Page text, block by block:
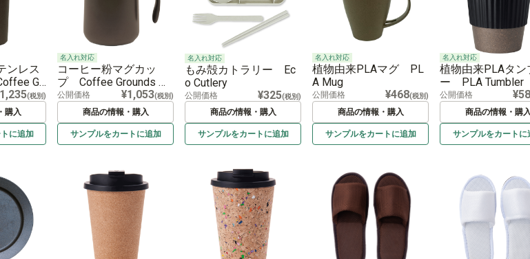
ンレス
Gr
Tumble
(税別)
購入
に追加
名入れ対応
コーヒー粉マグカッ
プ Coffee Grounds Mu
g cup
公開価格 ¥1,053(税別)
商品の情報・購入
サンプルをカートに追加
名入れ対応
もみ殻カトラリー Ec
o Cutlery
公開価格 ¥325(税別)
商品の情報・購入
サンプルをカートに追加
名入れ対応
植物由来PLAマグ PL
A Mug
公開価格 ¥468(税別)
商品の情報・購入
サンプルをカートに追加
名入れ対応
植物由来PLAタン
ー PLA Tumbler
公開価格
商品の情報・購
サンプルをカートに